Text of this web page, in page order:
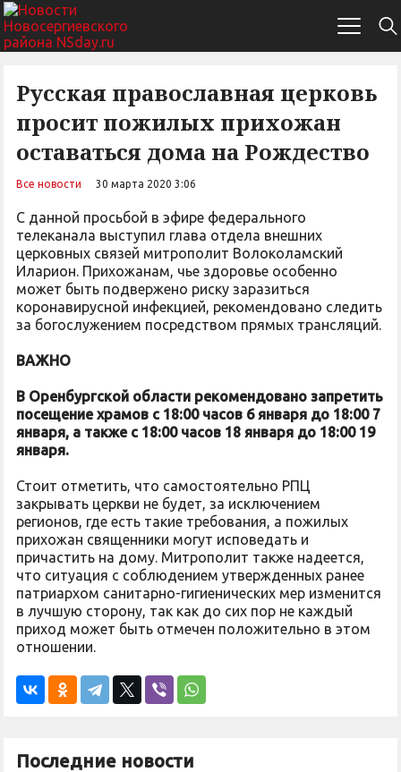
Русская православная церковь
просит пожилых прихожан
оставаться дома на Рождество
Все новости 30 марта 2020 3:06
С данной просьбой в эфире федерального
телеканала выступил глава отдела внешних
церковных связей митрополит Волоколамский
Иларион. Прихожанам, чье здоровье особенно
может быть подвержено риску заразиться
коронавирусной инфекцией, рекомендовано следить
за богослужением посредством прямых трансляций.
ВАЖНО
В Оренбургской области рекомендовано запретить
посещение храмов с 18:00 часов 6 января до 18:00 7
января, а также с 18:00 часов 18 января до 18:00 19
января.
Стоит отметить, что самостоятельно РПЦ
закрывать церкви не будет, за исключением
регионов, где есть такие требования, а пожилых
прихожан священники могут исповедать и
причастить на дому. Митрополит также надеется,
что ситуация с соблюдением утвержденных ранее
патриархом санитарно-гигиенических мер изменится
в лучшую сторону, так как до сих пор не каждый
приход может быть отмечен положительно в этом
отношении.
Последние новости